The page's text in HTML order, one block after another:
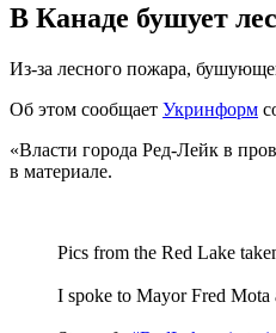
В Канаде бушует
Из-за лесного пожара,
Об этом сообщает Укринформ
«Власти города Ред-Лейк в
в материале.
Pics from the Red Lake
I spoke to Mayor Fred Mota